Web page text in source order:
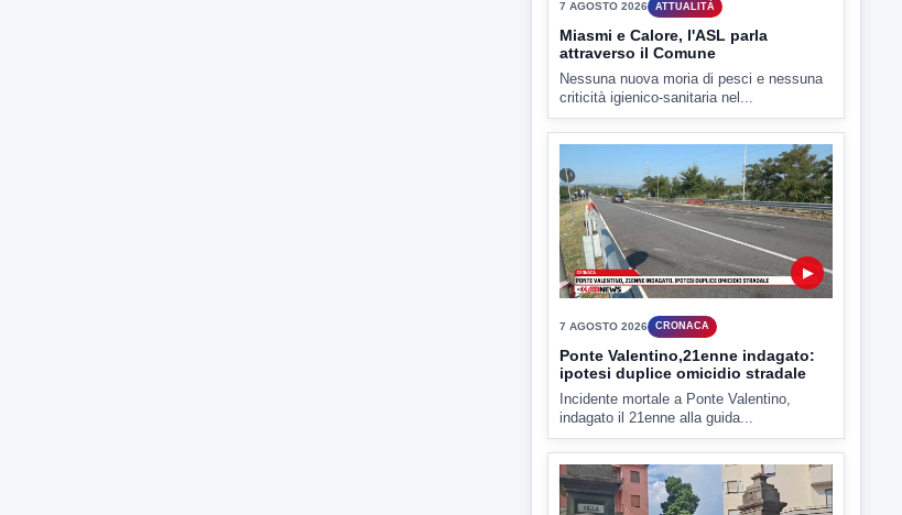
Miasmi e Calore, l'ASL parla
attraverso il Comune
Nessuna nuova moria di pesci e nessuna
criticità igienico-sanitaria nel...
▶
Ponte Valentino,21enne indagato:
ipotesi duplice omicidio stradale
Incidente mortale a Ponte Valentino,
indagato il 21enne alla guida...